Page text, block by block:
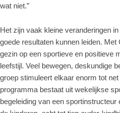
wat niet.”
Het zijn vaak kleine veranderingen
goede resultaten kunnen leiden. Met
gezin op een sportieve en positieve
leefstijl. Veel bewegen, deskundige
groep stimuleert elkaar enorm tot
programma bestaat uit wekelijkse
begeleiding van een